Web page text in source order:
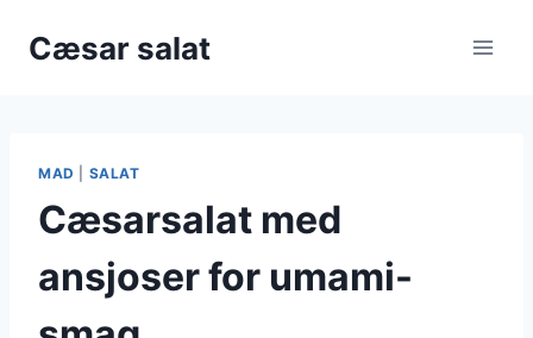
Cæsar salat
MAD SALAT
Cæsarsalat med
ansjoser for umami-